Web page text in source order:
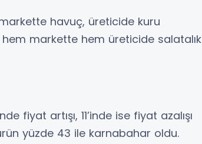
havuç, üreticide kuru
hem markette hem üreticide salatalık
fiyat artışı, 11’inde ise fiyat azalışı
yüzde 43 ile karnabahar oldu.